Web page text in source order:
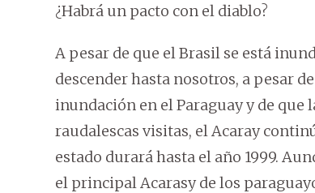
¿Habrá un pacto con el diablo?
A pesar de que el Brasil se está
descender hasta nosotros, a pesar
inundación en el Paraguay y de que
raudalescas visitas, el Acaray
estado durará hasta el año 1999.
el principal Acarasy de los